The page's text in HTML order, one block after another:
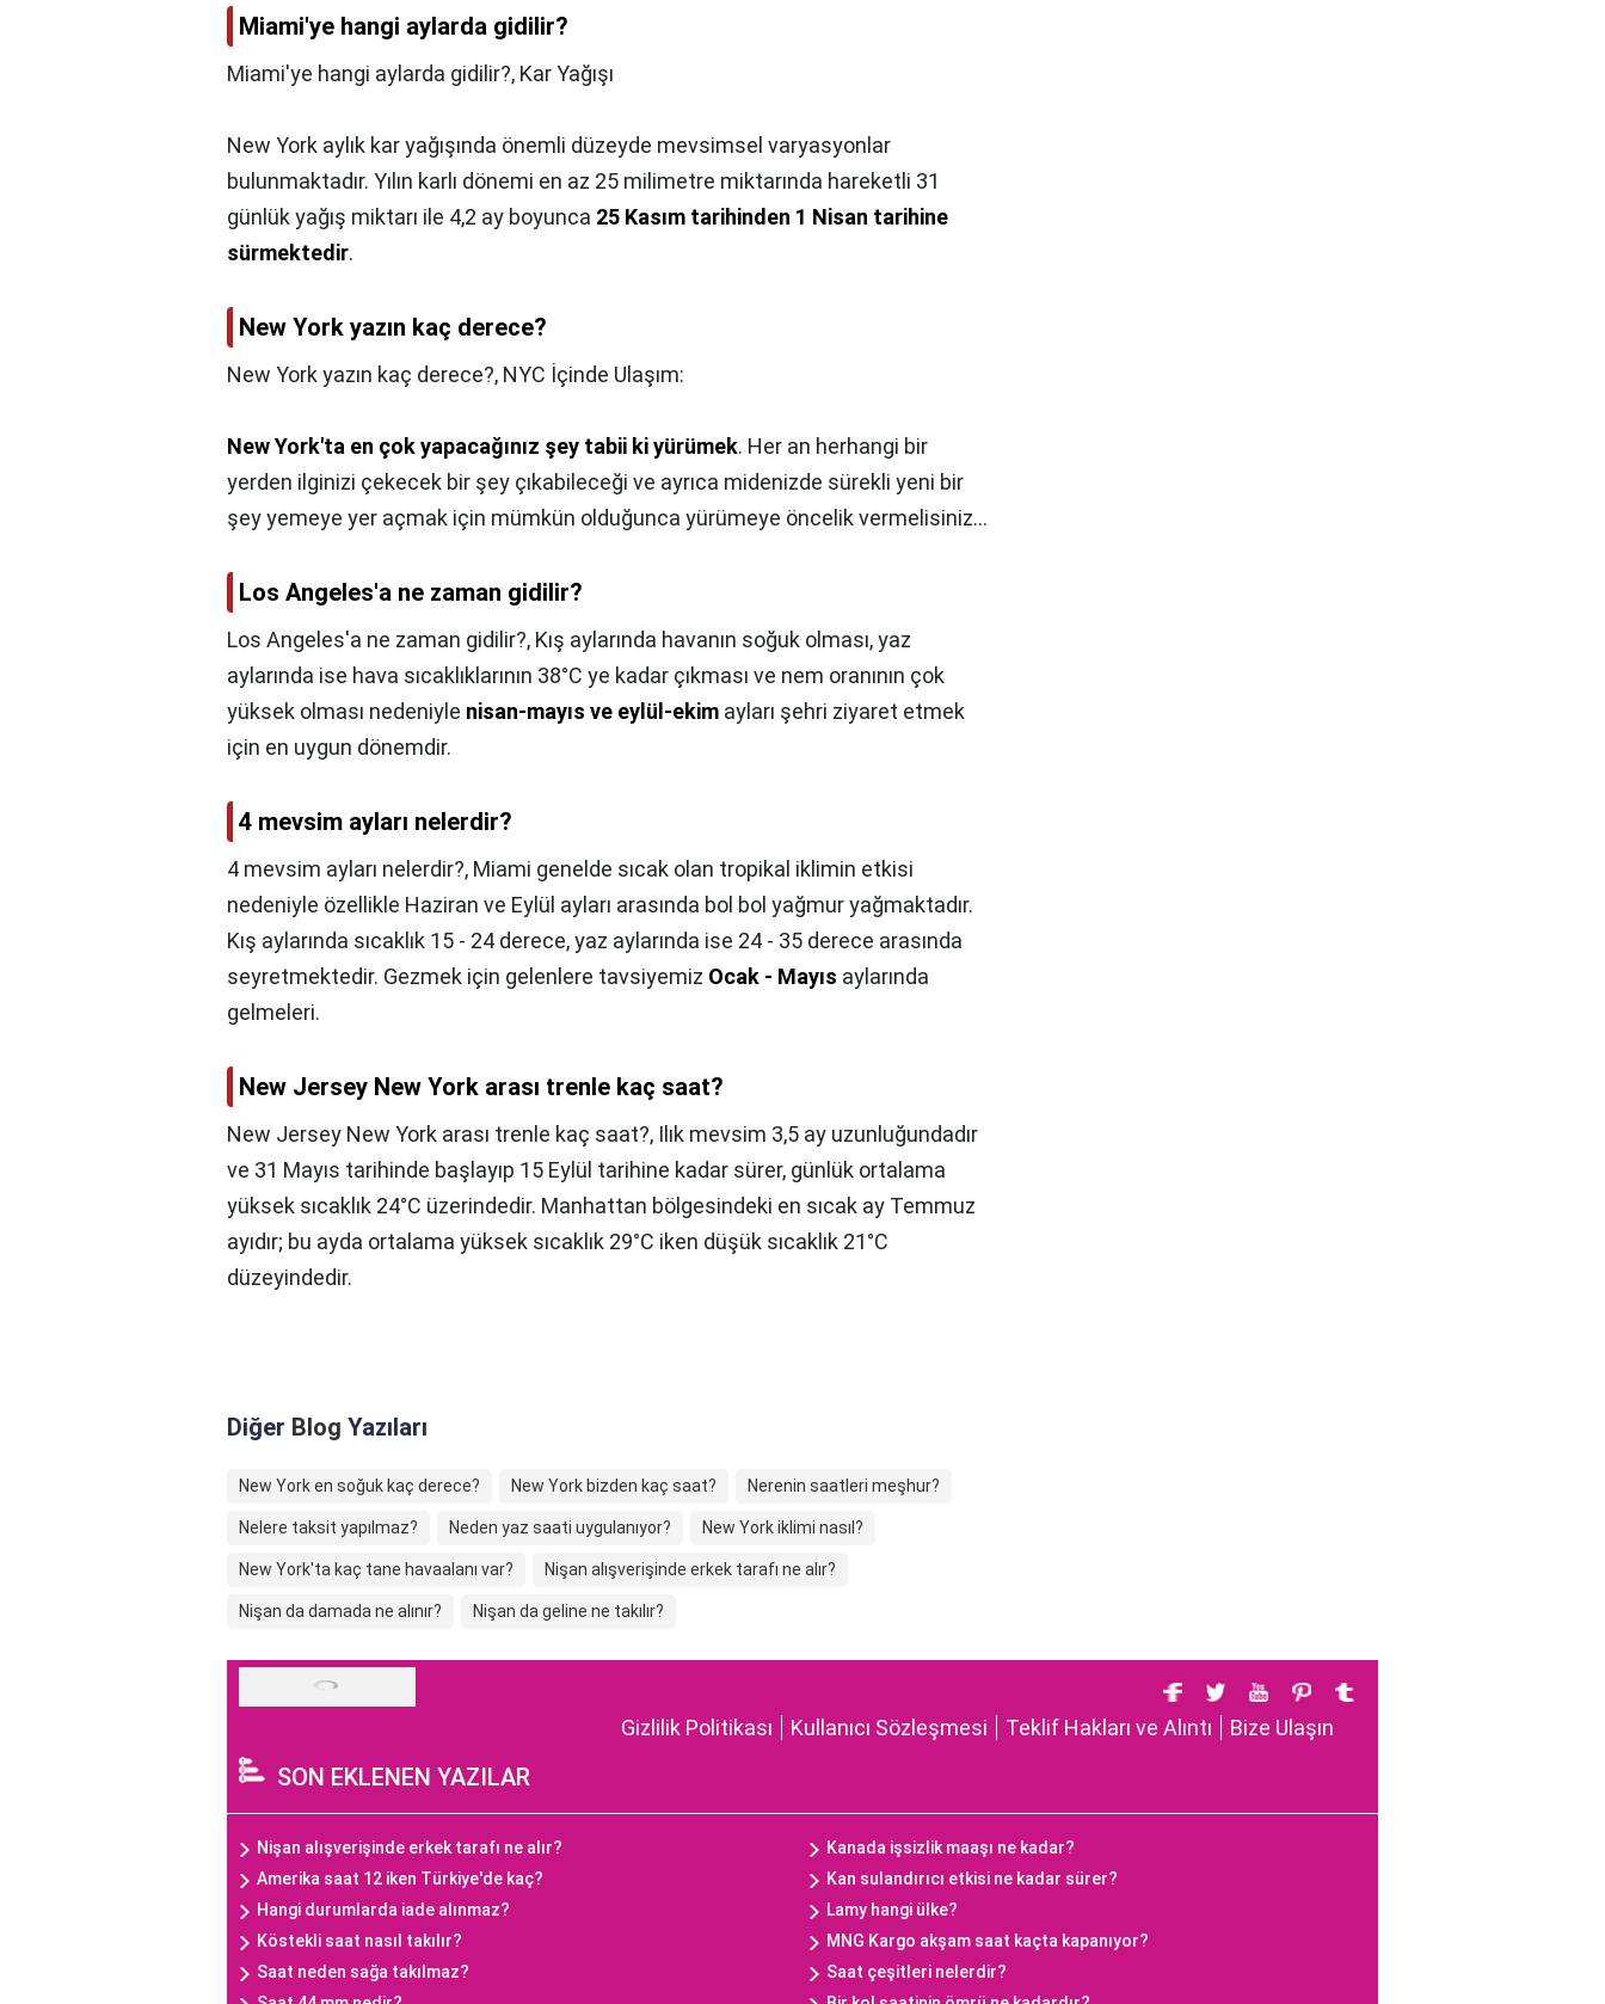
Miami'ye hangi aylarda gidilir?
Miami'ye hangi aylarda gidilir?, Kar Yağışı
New York aylık kar yağışında önemli düzeyde mevsimsel varyasyonlar
bulunmaktadır. Yılın karlı dönemi en az 25 milimetre miktarında hareketli 31
günlük yağış miktarı ile 4,2 ay boyunca 25 Kasım tarihinden 1 Nisan tarihine
sürmektedir.
New York yazın kaç derece?
New York yazın kaç derece?, NYC İçinde Ulaşım:
New York'ta en çok yapacağınız şey tabii ki yürümek. Her an herhangi bir
yerden ilginizi çekecek bir şey çıkabileceği ve ayrıca midenizde sürekli yeni bir
şey yemeye yer açmak için mümkün olduğunca yürümeye öncelik vermelisiniz…
Los Angeles'a ne zaman gidilir?
Los Angeles'a ne zaman gidilir?, Kış aylarında havanın soğuk olması, yaz
aylarında ise hava sıcaklıklarının 38°C ye kadar çıkması ve nem oranının çok
yüksek olması nedeniyle nisan-mayıs ve eylül-ekim ayları şehri ziyaret etmek
için en uygun dönemdir.
4 mevsim ayları nelerdir?
4 mevsim ayları nelerdir?, Miami genelde sıcak olan tropikal iklimin etkisi
nedeniyle özellikle Haziran ve Eylül ayları arasında bol bol yağmur yağmaktadır.
Kış aylarında sıcaklık 15 - 24 derece, yaz aylarında ise 24 - 35 derece arasında
seyretmektedir. Gezmek için gelenlere tavsiyemiz Ocak - Mayıs aylarında
gelmeleri.
New Jersey New York arası trenle kaç saat?
New Jersey New York arası trenle kaç saat?, Ilık mevsim 3,5 ay uzunluğundadır
ve 31 Mayıs tarihinde başlayıp 15 Eylül tarihine kadar sürer, günlük ortalama
yüksek sıcaklık 24°C üzerindedir. Manhattan bölgesindeki en sıcak ay Temmuz
ayıdır; bu ayda ortalama yüksek sıcaklık 29°C iken düşük sıcaklık 21°C
düzeyindedir.
Diğer Blog Yazıları
New York en soğuk kaç derece? New York bizden kaç saat? Nerenin saatleri meşhur?
Nelere taksit yapılmaz? Neden yaz saati uygulanıyor? New York iklimi nasıl?
New York'ta kaç tane havaalanı var? Nişan alışverişinde erkek tarafı ne alır?
Nişan da damada ne alınır? Nişan da geline ne takılır?
Gizlilik Politikası Kullanıcı Sözleşmesi Teklif Hakları ve Alıntı Bize Ulaşın
SON EKLENEN YAZILAR
Nişan alışverişinde erkek tarafı ne alır?
Kanada işsizlik maaşı ne kadar?
Amerika saat 12 iken Türkiye'de kaç?
Kan sulandırıcı etkisi ne kadar sürer?
Hangi durumlarda iade alınmaz?
Lamy hangi ülke?
Köstekli saat nasıl takılır?
MNG Kargo akşam saat kaçta kapanıyor?
Saat neden sağa takılmaz?
Saat çeşitleri nelerdir?